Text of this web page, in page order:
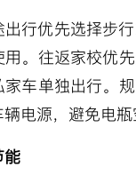
出行优先选择步
用。往返家校优
车单独出行。规
电源，避免电瓶
能